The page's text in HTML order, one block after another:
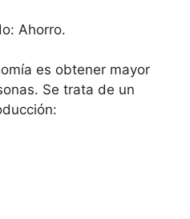
Ahorro.
es obtener mayor
Se trata de un